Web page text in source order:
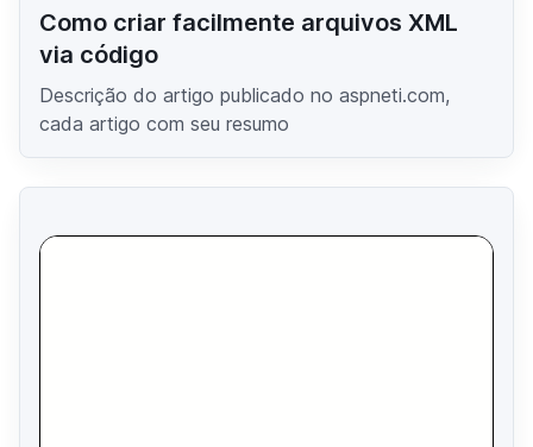
Como criar facilmente arquivos XML
via código
Descrição do artigo publicado no aspneti.com,
cada artigo com seu resumo